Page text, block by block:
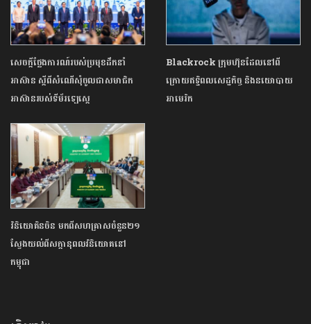
សេចក្តីថ្លែងការណ៍របស់ប្រមុខដឹកនាំ
អាស៊ាន ស្តីពីសំណើសុំចូលជាសមាជិក
អាស៊ានរបស់ទីម័រឡេស្តេ
Blackrock ក្រុមហ៊ុនដែលនៅពី
ក្រោយឥទ្ធិពលសេដ្ឋកិច្ច និងនយោបាយ
អាមេរិក
វិនិយោគិនចិន​ មកពីសហគ្រាសចំនួន២១
ស្វែងយល់ពីសក្ដានុពលវិនិយោគនៅ
កម្ពុជា